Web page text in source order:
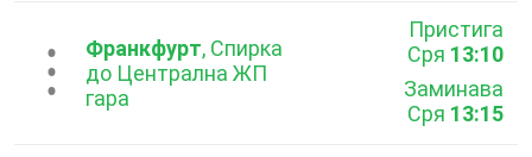
...Франкфурт, Спирка
до Централна ЖП
гара
Пристига
Сря 13:10
Заминава
Сря 13:15